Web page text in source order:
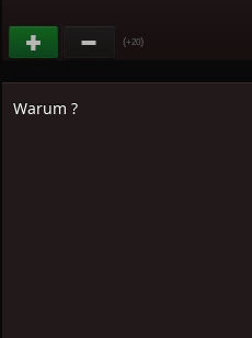
(+20)
Warum ?